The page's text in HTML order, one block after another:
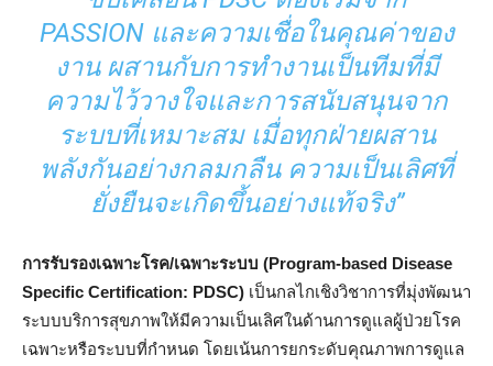
PASSION และความเชื่อในคุณค่าของ
งาน ผสานกับการทำงานเป็นทีมที่มี
ความไว้วางใจและการสนับสนุนจาก
ระบบที่เหมาะสม เมื่อทุกฝ่ายผสาน
พลังกันอย่างกลมกลืน ความเป็นเลิศที่
ยั่งยืนจะเกิดขึ้นอย่างแท้จริง”
การรับรองเฉพาะโรค/เฉพาะระบบ (Program-based Disease
Specific Certification: PDSC) เป็นกลไกเชิงวิชาการที่มุ่งพัฒนา
ระบบบริการสุขภาพให้มีความเป็นเลิศในด้านการดูแลผู้ป่วยโรค
เฉพาะหรือระบบที่กำหนด โดยเน้นการยกระดับคุณภาพการดูแล